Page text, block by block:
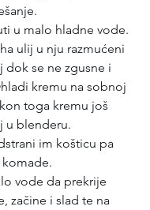
u malo hladne vode.
ulij u nju razmućeni
dok se ne zgusne i
kremu na sobnoj
toga kremu još
u blenderu.
im košticu pa
komade.
vode da prekrije
začine i slad te na